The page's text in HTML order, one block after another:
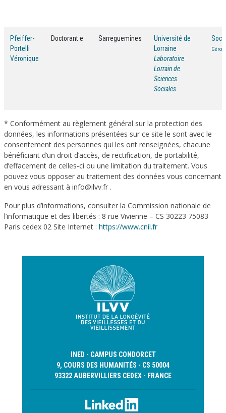
Pfeiffer-
Portelli
Véronique
Doctorant·e Sarreguemines
Université de
Lorraine
Laboratoire
Lorrain de
Sciences
Sociales
* Conformément au règlement général sur la protection des
données, les informations présentées sur ce site le sont avec le
consentement des personnes qui les ont renseignées, chacune
bénéficiant d’un droit d’accès, de rectification, de portabilité,
d’effacement de celles-ci ou une limitation du traitement. Vous
pouvez vous opposer au traitement des données vous concernant
en vous adressant à info@ilvv.fr .
Pour plus d’informations, consulter la Commission nationale de
l’informatique et des libertés : 8 rue Vivienne – CS 30223 75083
Paris cedex 02 Site Internet : https://www.cnil.fr
INED - CAMPUS CONDORCET
9, COURS DES HUMANITÉS - CS 50004
93322 AUBERVILLIERS CEDEX - FRANCE